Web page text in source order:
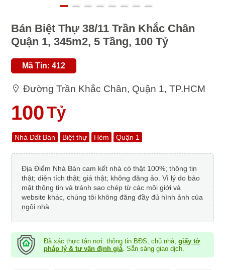
Bán Biệt Thự 38/11 Trần Khắc Chân
Quận 1, 345m2, 5 Tầng, 100 Tỷ
Mã Tin: 412
Đường Trần Khắc Chân, Quận 1, TP.HCM
100Tỷ
Nhà Đất Bán Biệt thự Hẻm Quận 1
Địa Điểm Nhà Bán cam kết nhà có thật 100%; thông tin
thật; diện tích thật; giá thật; không đăng ảo. Vì lý do bảo
mật thông tin và tránh sao chép từ các môi giới và
website khác, chúng tôi không đăng đầy đủ hình ảnh của
ngôi nhà
Đã xác thực tận nơi: thông tin BĐS, chủ nhà,giấy tờ
pháp lý & tư vấn định giá . Sẵn sàng giao dịch.